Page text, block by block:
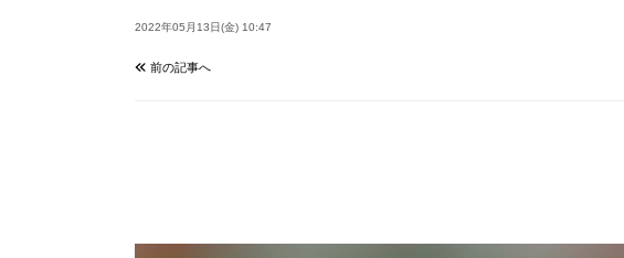
2022年05月13日(金) 10:47
前の記事へ